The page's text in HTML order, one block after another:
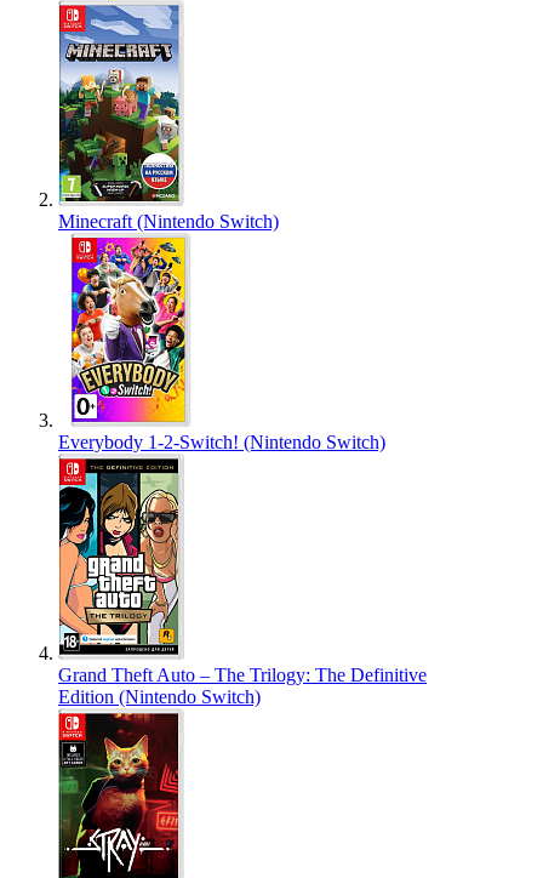
Minecraft (Nintendo Switch)
Everybody 1-2-Switch! (Nintendo Switch)
Grand Theft Auto – The Trilogy: The Definitive
Edition (Nintendo Switch)